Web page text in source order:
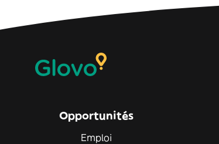
Opportunités
Emploi